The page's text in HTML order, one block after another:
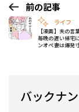
前の記事
ライフ
【漫画】夫の
毎晩の遅い帰宅
ンオペ妻は爆発
バックナ